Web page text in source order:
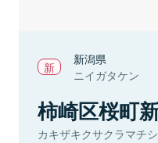
新潟県
ニイガタケン
柿崎区桜町
カキザキクサクラマチ